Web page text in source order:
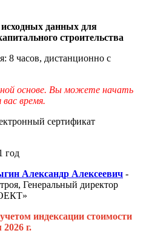
исходных данных для
строительства
8 часов, дистанционно с
основе. Вы можете начать
вас время.
сертификат
год
Александр Алексеевич -
Генеральный директор
индексации стоимости
г.